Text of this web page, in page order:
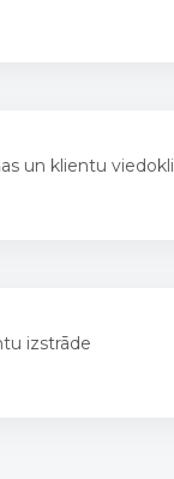
un klientu viedokli
izstrāde